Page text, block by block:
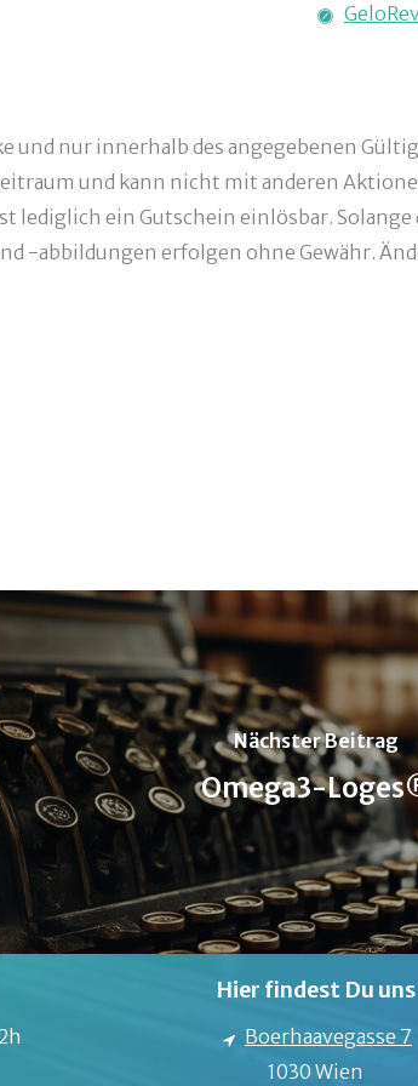
und nur innerhalb des angegebenen
und kann nicht mit anderen
lediglich ein Gutschein einlösbar.
-abbildungen erfolgen ohne Gewähr.
Nächster Beitrag
Omega3-
Hier findest Du uns
Boerhaavegasse 7
1030 Wien